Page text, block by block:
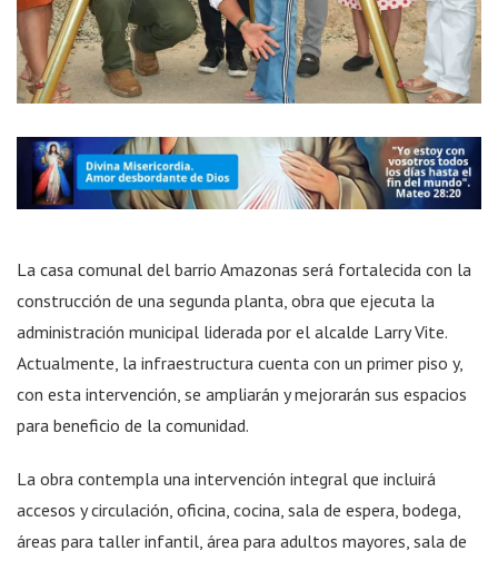
La casa comunal del barrio Amazonas será fortalecida con la
construcción de una segunda planta, obra que ejecuta la
administración municipal liderada por el alcalde Larry Vite.
Actualmente, la infraestructura cuenta con un primer piso y,
con esta intervención, se ampliarán y mejorarán sus espacios
para beneficio de la comunidad.
La obra contempla una intervención integral que incluirá
accesos y circulación, oficina, cocina, sala de espera, bodega,
áreas para taller infantil, área para adultos mayores, sala de